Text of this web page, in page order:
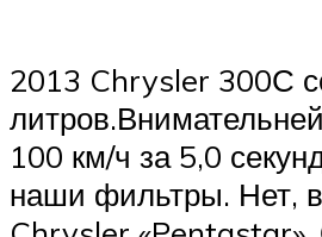
2013 Chrysler 300С
100 км/ч за 5,0
наши фильтры. Нет, в